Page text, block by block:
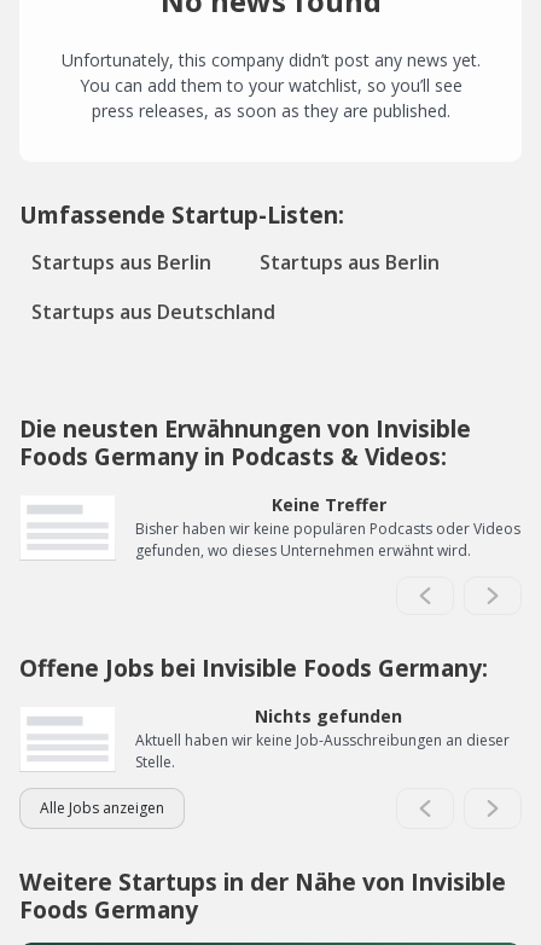
Unfortunately, this company didn’t post any news yet.
You can add them to your watchlist, so you’ll see
press releases, as soon as they are published.
Umfassende Startup-Listen:
Startups aus Berlin
Startups aus Berlin
Startups aus Deutschland
Die neusten Erwähnungen von Invisible
Foods Germany in Podcasts & Videos:
Keine Treffer
Bisher haben wir keine populären Podcasts oder Videos
gefunden, wo dieses Unternehmen erwähnt wird.
Offene Jobs bei Invisible Foods Germany:
Nichts gefunden
Aktuell haben wir keine Job-Ausschreibungen an dieser
Stelle.
Alle Jobs anzeigen
Weitere Startups in der Nähe von Invisible
Foods Germany